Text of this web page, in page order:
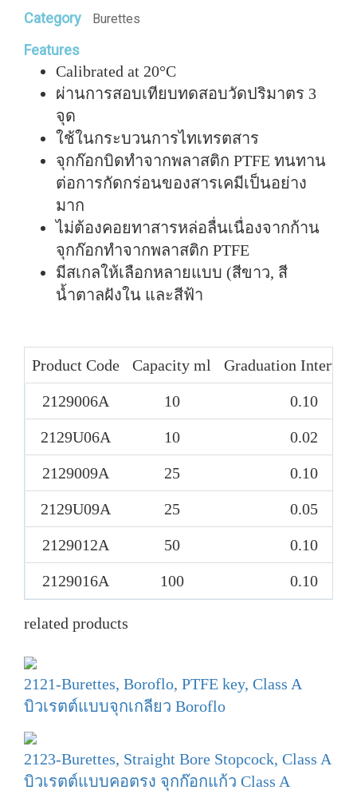
Category Burettes
Features
Calibrated at 20°C
ผ่านการสอบเทียบทดสอบวัดปริมาตร 3
จุด
ใช้ในกระบวนการไทเทรตสาร
จุกก๊อกบิดทำจากพลาสติก PTFE ทนทาน
ต่อการกัดกร่อนของสารเคมีเป็นอย่าง
มาก
ไม่ต้องคอยทาสารหล่อลื่นเนื่องจากก้าน
จุกก๊อกทำจากพลาสติก PTFE
มีสเกลให้เลือกหลายแบบ (สีขาว, สี
น้ำตาลฝังใน และสีฟ้า
Product Code Capacity ml Graduation
2129006A 10 0.10
2129U06A 10 0.02
2129009A 25 0.10
2129U09A 25 0.05
2129012A 50 0.10
2129016A 100 0.10
related products
2121-Burettes, Boroflo, PTFE key, Class A
บิวเรตต์แบบจุกเกลียว Boroflo
2123-Burettes, Straight Bore Stopcock, Class A
บิวเรตต์แบบคอตรง จุกก๊อกแก้ว Class A